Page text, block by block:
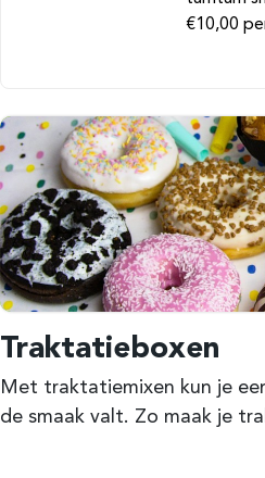
€10,00
Traktatieboxen
Met traktatiemixen kun je
de smaak valt. Zo maak je